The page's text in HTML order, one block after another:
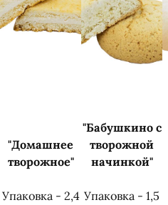
"Домашнее
творожное"
Упаковка - 2,4
"Бабушкино с
творожной
начинкой"
Упаковка - 1,5